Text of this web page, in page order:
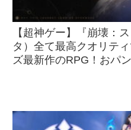
【超神ゲー】『崩壊：
タ）全て最高クオリテ
ズ最新作のRPG！おパ